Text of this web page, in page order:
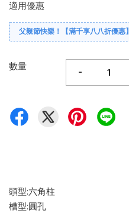
適用優惠
父親節快樂！【滿千享八八折優惠】
數量 -
頭型:六角柱
槽型:圓孔